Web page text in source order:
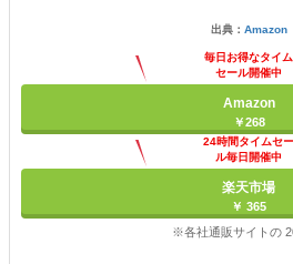
出典： Amazon
毎日お得なタイム
セール開催中
Amazon
￥268
24時間タイムセー
ル毎日開催中
楽天市場
￥ 365
※各社通販サイトの